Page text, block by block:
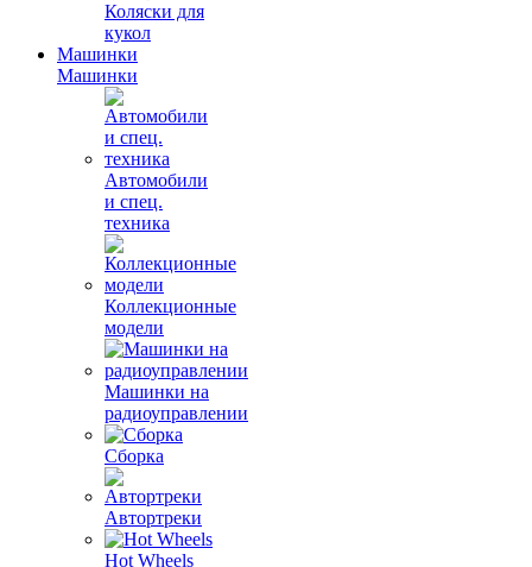
Коляски для
кукол
Машинки
Машинки
Автомобили
и спец.
техника
Коллекционные
модели
Машинки на
радиоуправлении
Сборка
Автортреки
Hot Wheels